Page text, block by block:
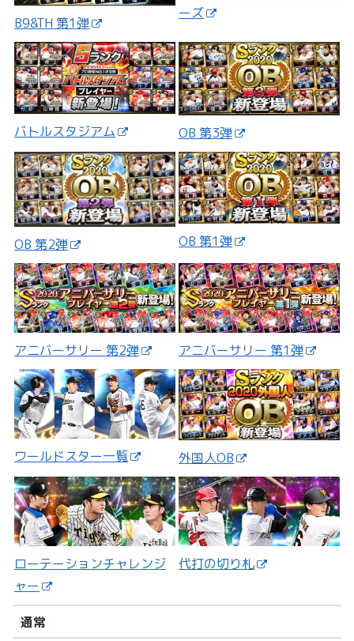
B9&TH 第1弾
ーズ
バトルスタジアム OB 第3弾
OB 第2弾 OB 第1弾
アニバーサリー 第2弾 アニバーサリー 第1弾
ワールドスター一覧 外国人OB
ローテーションチャレンジ
ャー
代打の切り札
通常